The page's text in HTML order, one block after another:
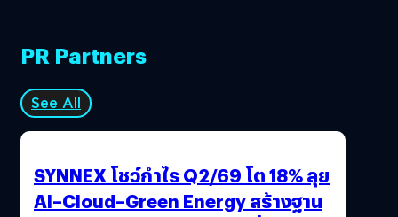
PR Partners
See All
SYNNEX โชว์กำไร Q2/69 โต 18% ลุย
AI–Cloud–Green Energy สร้างฐาน